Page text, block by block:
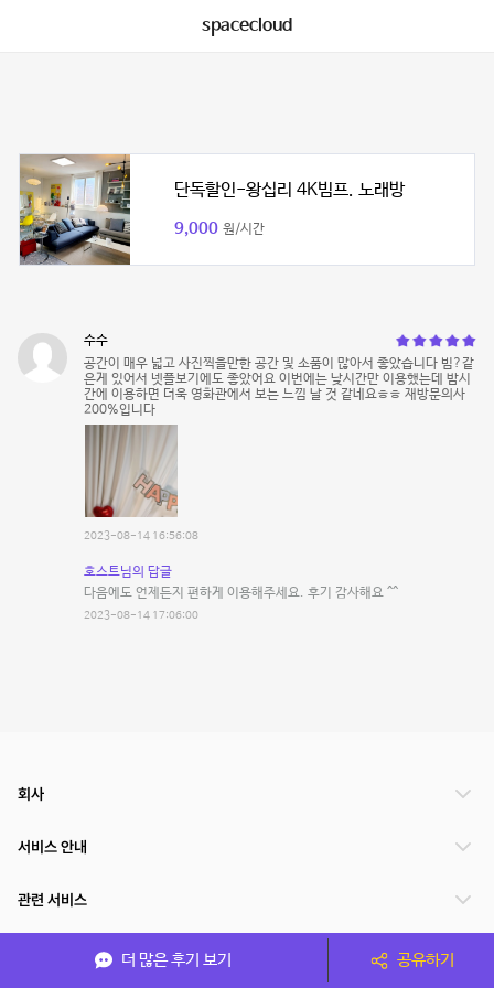
spacecloud
단독할인-왕십리 4K빔프. 노래방
9,000 원/시간
수수
공간이 매우 넓고 사진찍을만한 공간 및 소품이 많아서 좋았습니다 빔?같
은게 있어서 넷플보기에도 좋았어요 이번에는 낮시간만 이용했는데 밤시
간에 이용하면 더욱 영화관에서 보는 느낌 날 것 같네요ㅎㅎ 재방문의사
200%입니다
2023-08-14 16:56:08
호스트님의 답글
다음에도 언제든지 편하게 이용해주세요. 후기 감사해요 ^^
2023-08-14 17:06:00
더 많은 후기 보기 공유하기
회사
서비스 안내
관련 서비스